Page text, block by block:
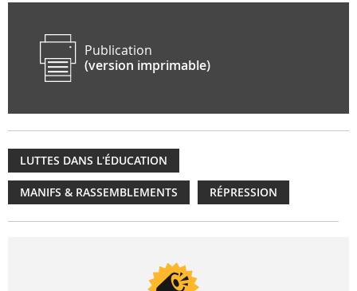
Publication
(version imprimable)
LUTTES DANS L'ÉDUCATION
MANIFS & RASSEMBLEMENTS RÉPRESSION